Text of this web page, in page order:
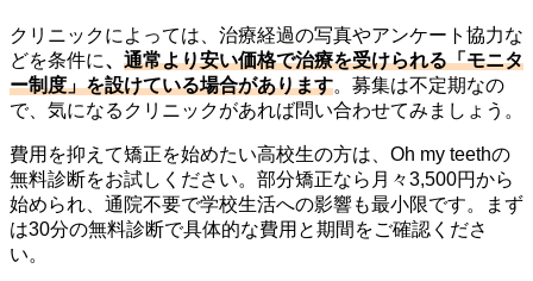
クリニックによっては、治療経過の写真やアンケート協力な
どを条件に、 通常より安い価格で治療を受けられる「モニタ
ー制度」を設けている場合があります。募集は不定期なの
で、気になるクリニックがあれば問い合わせてみましょう。
費用を抑えて矯正を始めたい高校生の方は、Oh my teethの
無料診断をお試しください。部分矯正なら月々3,500円から
始められ、通院不要で学校生活への影響も最小限です。まず
は30分の無料診断で具体的な費用と期間をご確認くださ
い。